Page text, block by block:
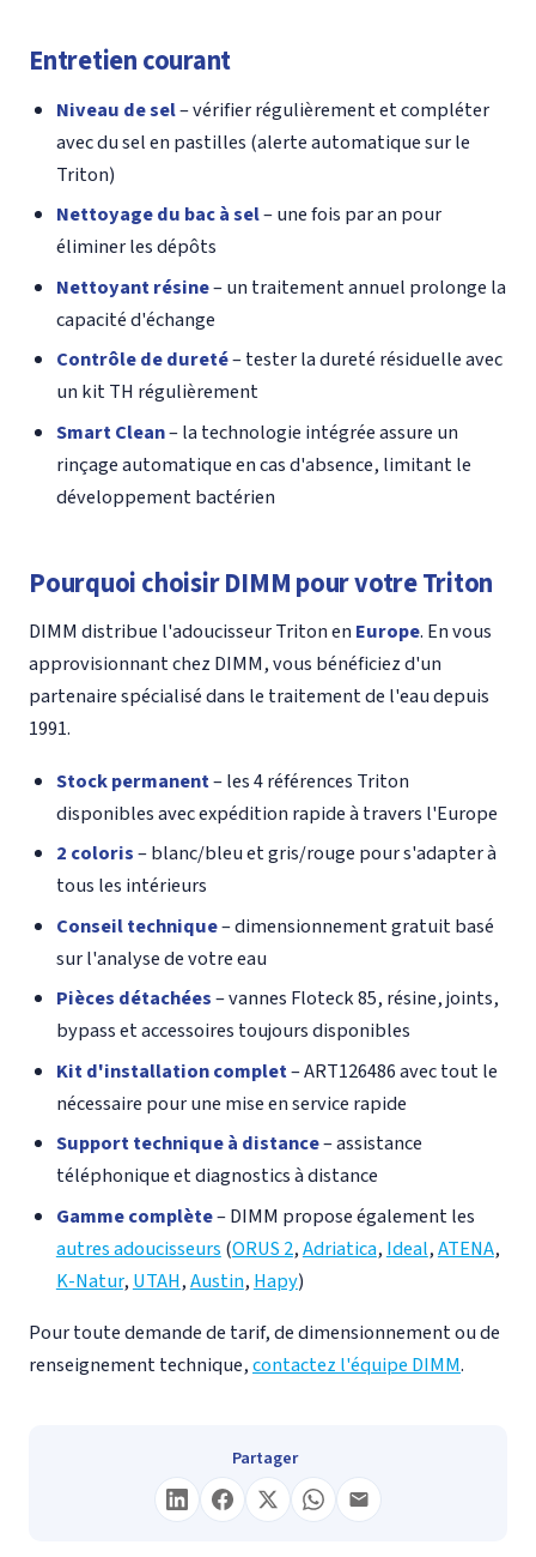
Entretien courant
Niveau de sel– vérifier régulièrement et compléter
avec du sel en pastilles (alerte automatique sur le
Triton)
Nettoyage du bac à sel– une fois par an pour
éliminer les dépôts
Nettoyant résine– un traitement annuel prolonge la
capacité d'échange
Contrôle de dureté– tester la dureté résiduelle avec
un kit TH régulièrement
Smart Clean– la technologie intégrée assure un
rinçage automatique en cas d'absence, limitant le
développement bactérien
Pourquoi choisir DIMM pour votre Triton
DIMM distribue l'adoucisseur Triton en Europe. En vous
approvisionnant chez DIMM, vous bénéficiez d'un
partenaire spécialisé dans le traitement de l'eau depuis
1991.
Stock permanent– les 4 références Triton
disponibles avec expédition rapide à travers l'Europe
2 coloris– blanc/bleu et gris/rouge pour s'adapter à
tous les intérieurs
Conseil technique– dimensionnement gratuit basé
sur l'analyse de votre eau
Pièces détachées– vannes Floteck 85, résine, joints,
bypass et accessoires toujours disponibles
Kit d'installation complet– ART126486 avec tout le
nécessaire pour une mise en service rapide
Support technique à distance– assistance
téléphonique et diagnostics à distance
Gamme complète– DIMM propose également les
autres adoucisseurs (ORUS 2,Adriatica, Ideal,ATENA,
K-Natur, UTAH,Austin, Hapy)
Pour toute demande de tarif, de dimensionnement ou de
renseignement technique,contactez l'équipe DIMM.
Partager